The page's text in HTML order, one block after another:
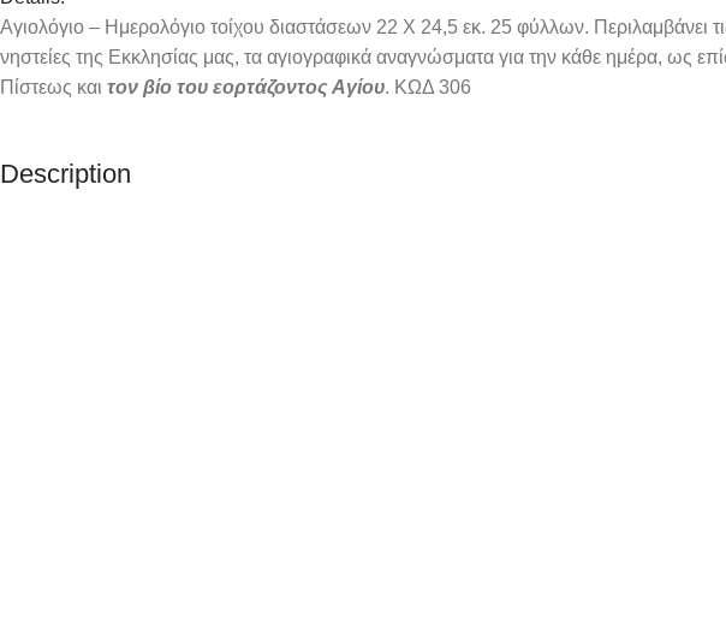
Αγιολόγιο – Ημερολόγιο τοίχου διαστάσεων 22 X 24,5 εκ. 25 φύλλων. Περιλαμβάνει
νηστείες της Εκκλησίας μας, τα αγιογραφικά αναγνώσματα για την κάθε ημέρα, ως
Πίστεως και τον βίο του εορτάζοντος Αγίου. ΚΩΔ 306
Description